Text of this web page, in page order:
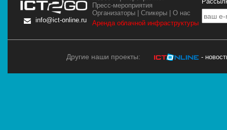
info@ict-online.ru
Пресс-мероприятия
Организаторы |Спикеры |О нас
Аренда облачной инфраструктуры
Другие наши проекты: -